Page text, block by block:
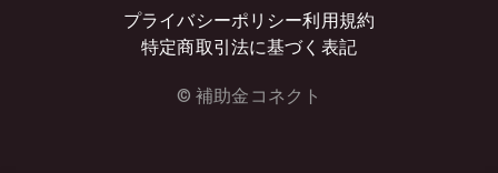
プライバシーポリシー利用規約
特定商取引法に基づく表記
© 補助金コネクト